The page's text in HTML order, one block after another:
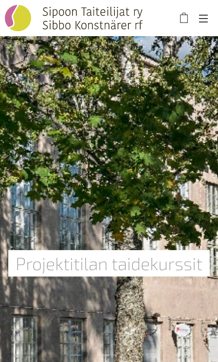
Projektitilan taidekurssit